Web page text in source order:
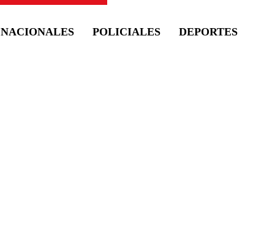
NACIONALES POLICIALES DEPORTES